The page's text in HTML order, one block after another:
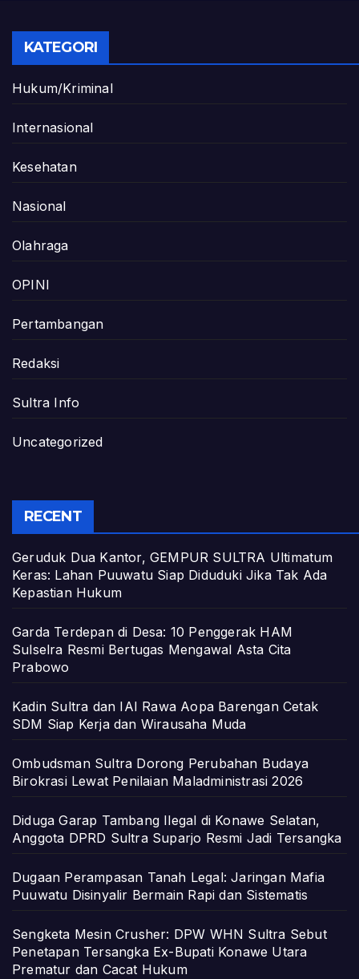
KATEGORI
Hukum/Kriminal
Internasional
Kesehatan
Nasional
Olahraga
OPINI
Pertambangan
Redaksi
Sultra Info
Uncategorized
RECENT
Geruduk Dua Kantor, GEMPUR SULTRA Ultimatum
Keras: Lahan Puuwatu Siap Diduduki Jika Tak Ada
Kepastian Hukum
Garda Terdepan di Desa: 10 Penggerak HAM
Sulselra Resmi Bertugas Mengawal Asta Cita
Prabowo
Kadin Sultra dan IAI Rawa Aopa Barengan Cetak
SDM Siap Kerja dan Wirausaha Muda
Ombudsman Sultra Dorong Perubahan Budaya
Birokrasi Lewat Penilaian Maladministrasi 2026
Diduga Garap Tambang Ilegal di Konawe Selatan,
Anggota DPRD Sultra Suparjo Resmi Jadi Tersangka
Dugaan Perampasan Tanah Legal: Jaringan Mafia
Puuwatu Disinyalir Bermain Rapi dan Sistematis
Sengketa Mesin Crusher: DPW WHN Sultra Sebut
Penetapan Tersangka Ex-Bupati Konawe Utara
Prematur dan Cacat Hukum